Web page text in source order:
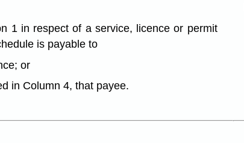
1 in respect of a service, licence or permit
is payable to
or
in Column 4, that payee.